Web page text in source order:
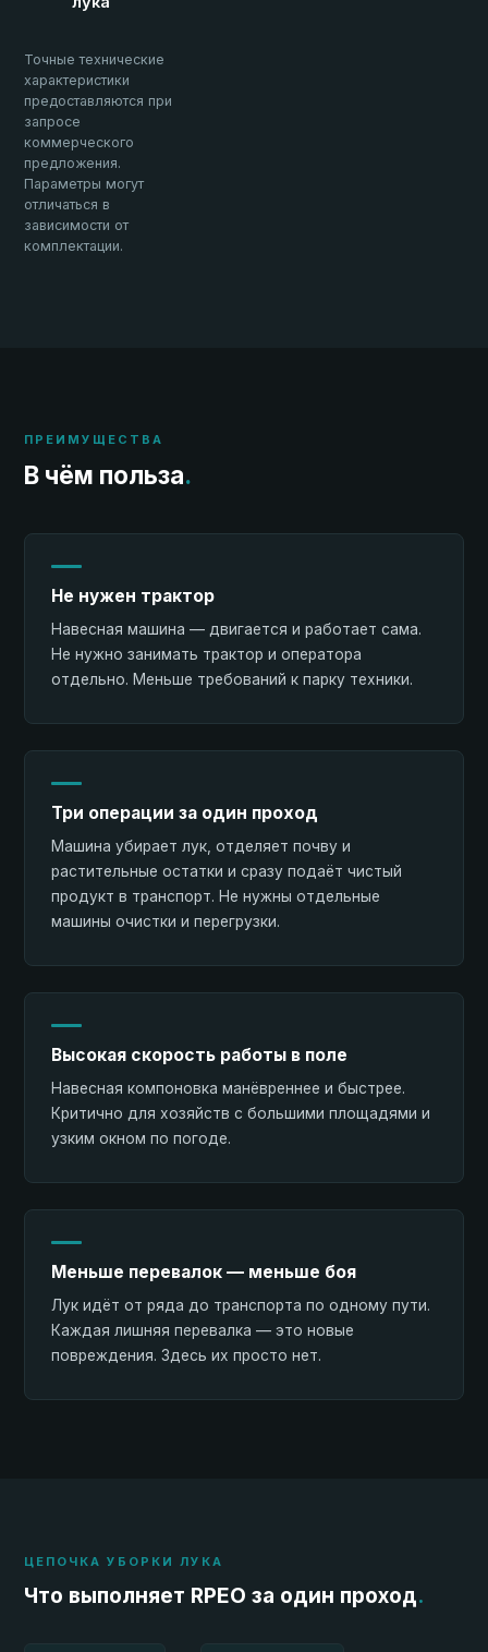
Точные технические
характеристики
предоставляются при
запросе
коммерческого
предложения.
Параметры могут
отличаться в
зависимости от
комплектации.
ПРЕИМУЩЕСТВА
В чём польза.
Не нужен трактор
Навесная машина — двигается и работает сама.
Не нужно занимать трактор и оператора
отдельно. Меньше требований к парку техники.
Три операции за один проход
Машина убирает лук, отделяет почву и
растительные остатки и сразу подаёт чистый
продукт в транспорт. Не нужны отдельные
машины очистки и перегрузки.
Высокая скорость работы в поле
Навесная компоновка манёвреннее и быстрее.
Критично для хозяйств с большими площадями и
узким окном по погоде.
Меньше перевалок — меньше боя
Лук идёт от ряда до транспорта по одному пути.
Каждая лишняя перевалка — это новые
повреждения. Здесь их просто нет.
ЦЕПОЧКА УБОРКИ ЛУКА
Что выполняет RPEO за один проход.